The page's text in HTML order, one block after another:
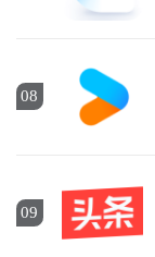
08
09